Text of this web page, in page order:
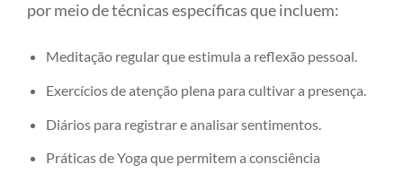
por meio de técnicas específicas que incluem:
Meditação regular que estimula a reflexão pessoal.
Exercícios de atenção plena para cultivar a presença.
Diários para registrar e analisar sentimentos.
Práticas de Yoga que permitem a consciência